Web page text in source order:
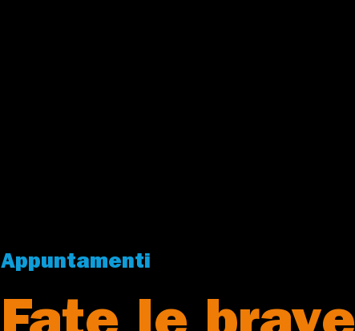
Appuntamenti